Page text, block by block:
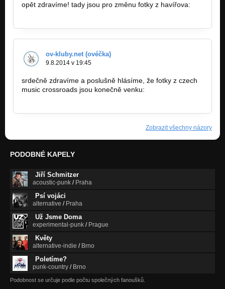
opět zdravíme! tady jsou pro změnu fotky z havířova:
ov-kluby.net (ovéčka)
9.8.2014 v 19:45
srdečně zdravíme a poslušně hlásíme, že fotky z czech
music crossroads jsou konečně venku:
Zobrazit všechny názory
PODOBNÉ KAPELY
Jiří Schmitzer
acoustic-punk / Praha
Psí vojáci
alternative / Praha
Už Jsme Doma
experimental-punk / Prague
Květy
alternative-indie / Brno
Poletíme?
punk-country / Brno
Podobnost se určuje podle počtu společných fanoušků.